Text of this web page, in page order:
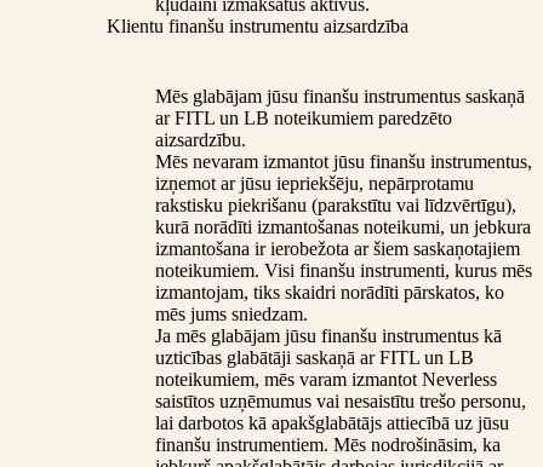
kļūdaini izmaksātus aktīvus.
Klientu finanšu instrumentu aizsardzība
Mēs glabājam jūsu finanšu instrumentus saskaņā
ar FITL un LB noteikumiem paredzēto
aizsardzību.
Mēs nevaram izmantot jūsu finanšu instrumentus,
izņemot ar jūsu iepriekšēju, nepārprotamu
rakstisku piekrišanu (parakstītu vai līdzvērtīgu),
kurā norādīti izmantošanas noteikumi, un jebkura
izmantošana ir ierobežota ar šiem saskaņotajiem
noteikumiem. Visi finanšu instrumenti, kurus mēs
izmantojam, tiks skaidri norādīti pārskatos, ko
mēs jums sniedzam.
Ja mēs glabājam jūsu finanšu instrumentus kā
uzticības glabātāji saskaņā ar FITL un LB
noteikumiem, mēs varam izmantot Neverless
saistītos uzņēmumus vai nesaistītu trešo personu,
lai darbotos kā apakšglabātājs attiecībā uz jūsu
finanšu instrumentiem. Mēs nodrošināsim, ka